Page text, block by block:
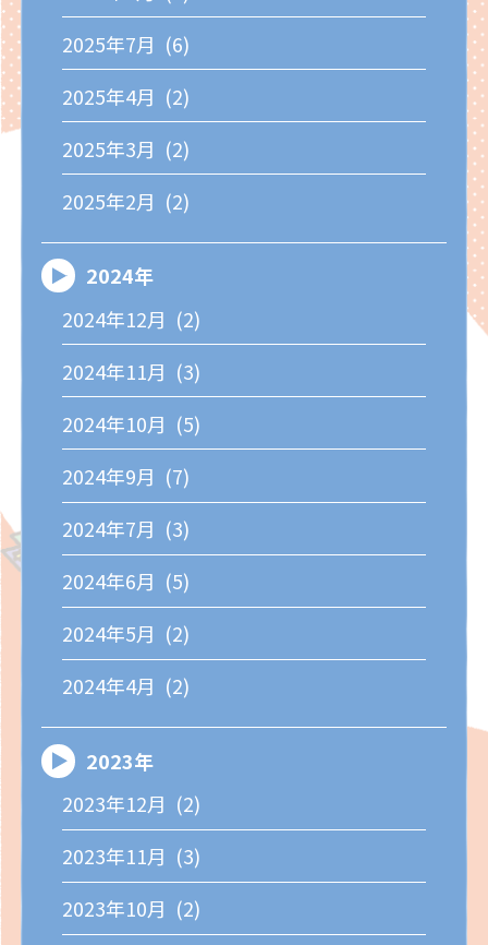
2025年7月 (6)
2025年4月 (2)
2025年3月 (2)
2025年2月 (2)
2024年
2024年12月 (2)
2024年11月 (3)
2024年10月 (5)
2024年9月 (7)
2024年7月 (3)
2024年6月 (5)
2024年5月 (2)
2024年4月 (2)
2023年
2023年12月 (2)
2023年11月 (3)
2023年10月 (2)